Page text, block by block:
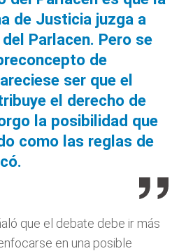
de Justicia juzga a
Parlacen. Pero se
de
ser que el
el derecho de
la posibilidad que
como las reglas de
que el debate debe ir más
en una posible